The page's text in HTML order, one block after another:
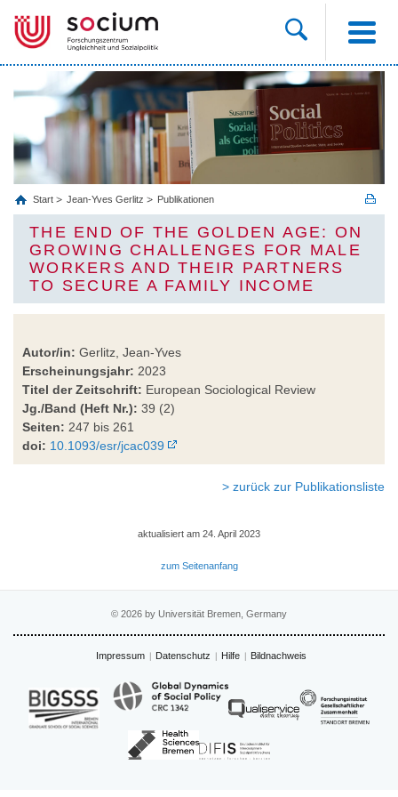
Start Jean-Yves Gerlitz Publikationen
THE END OF THE GOLDEN AGE: ON
GROWING CHALLENGES FOR MALE
WORKERS AND THEIR PARTNERS
TO SECURE A FAMILY INCOME
Autor/in: Gerlitz, Jean-Yves
Erscheinungsjahr: 2023
Titel der Zeitschrift: European Sociological Review
Jg./Band (Heft Nr.): 39 (2)
Seiten: 247 bis 261
doi: 10.1093/esr/jcac039
> zurück zur Publikationsliste
aktualisiert am 24. April 2023
zum Seitenanfang
© 2026 by Universität Bremen, Germany
Impressum Datenschutz Hilfe Bildnachweis